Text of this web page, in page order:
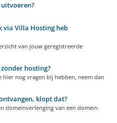
via Villa Hosting heb
van jouw geregistreerde
hosting?
hier nog vragen bij hebben, neem dan
klopt dat?
domeinverlenging van een domein